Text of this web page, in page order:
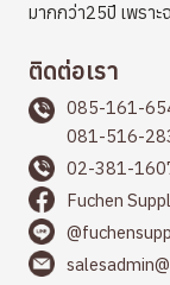
มากกว่า25ปี เพราะ
ติดต่อเรา
085-161-
081-516-
02-381-
Fuchen